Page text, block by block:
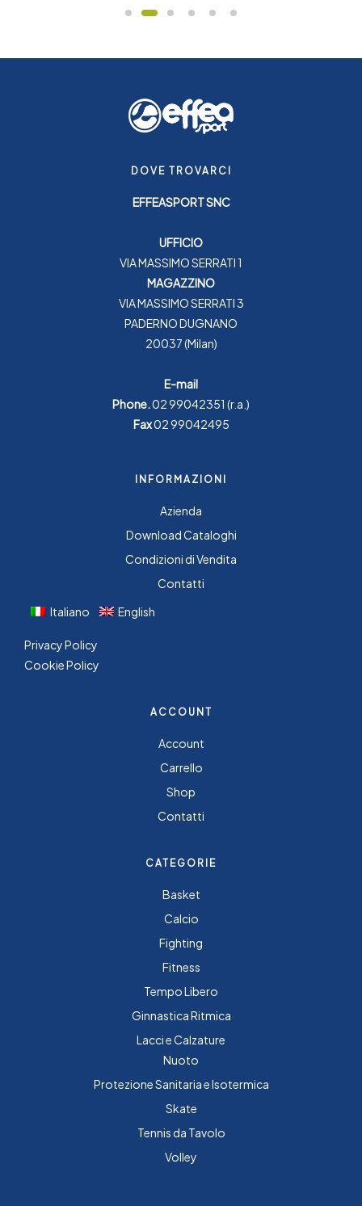
DOVE TROVARCI
EFFEASPORT SNC
UFFICIO
VIA MASSIMO SERRATI 1
MAGAZZINO
VIA MASSIMO SERRATI 3
PADERNO DUGNANO
20037 (Milan)
E-mail
Phone.02 99042351 (r.a.)
Fax02 99042495
INFORMAZIONI
Azienda
Download Cataloghi
Condizioni di Vendita
Contatti
Italiano
English
Privacy Policy
Cookie Policy
ACCOUNT
Account
Carrello
Shop
Contatti
CATEGORIE
Basket
Calcio
Fighting
Fitness
Tempo Libero
Ginnastica Ritmica
Lacci e Calzature
Nuoto
Protezione Sanitaria e Isotermica
Skate
Tennis da Tavolo
Volley